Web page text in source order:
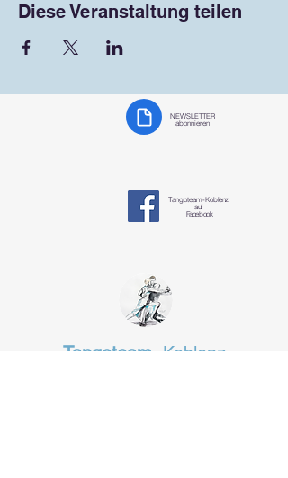
Diese Veranstaltung teilen
NEWSLETTER
abonnieren
Tangoteam-Koblenz
auf
Facebook
Tangoteam Koblenz